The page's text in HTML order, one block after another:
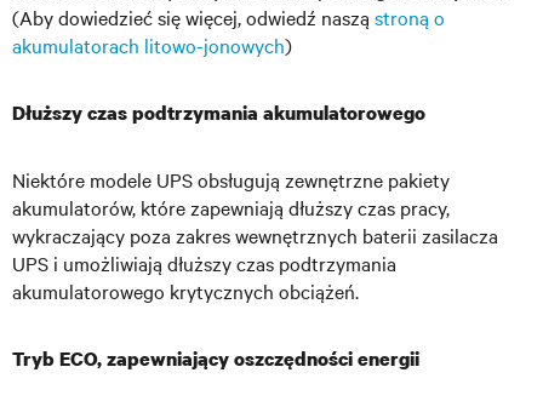
(Aby dowiedzieć się więcej, odwiedź naszą stroną o
akumulatorach litowo-jonowych)
Dłuższy czas podtrzymania akumulatorowego
Niektóre modele UPS obsługują zewnętrzne pakiety
akumulatorów, które zapewniają dłuższy czas pracy,
wykraczający poza zakres wewnętrznych baterii zasilacza
UPS i umożliwiają dłuższy czas podtrzymania
akumulatorowego krytycznych obciążeń.
Tryb ECO, zapewniający oszczędności energii